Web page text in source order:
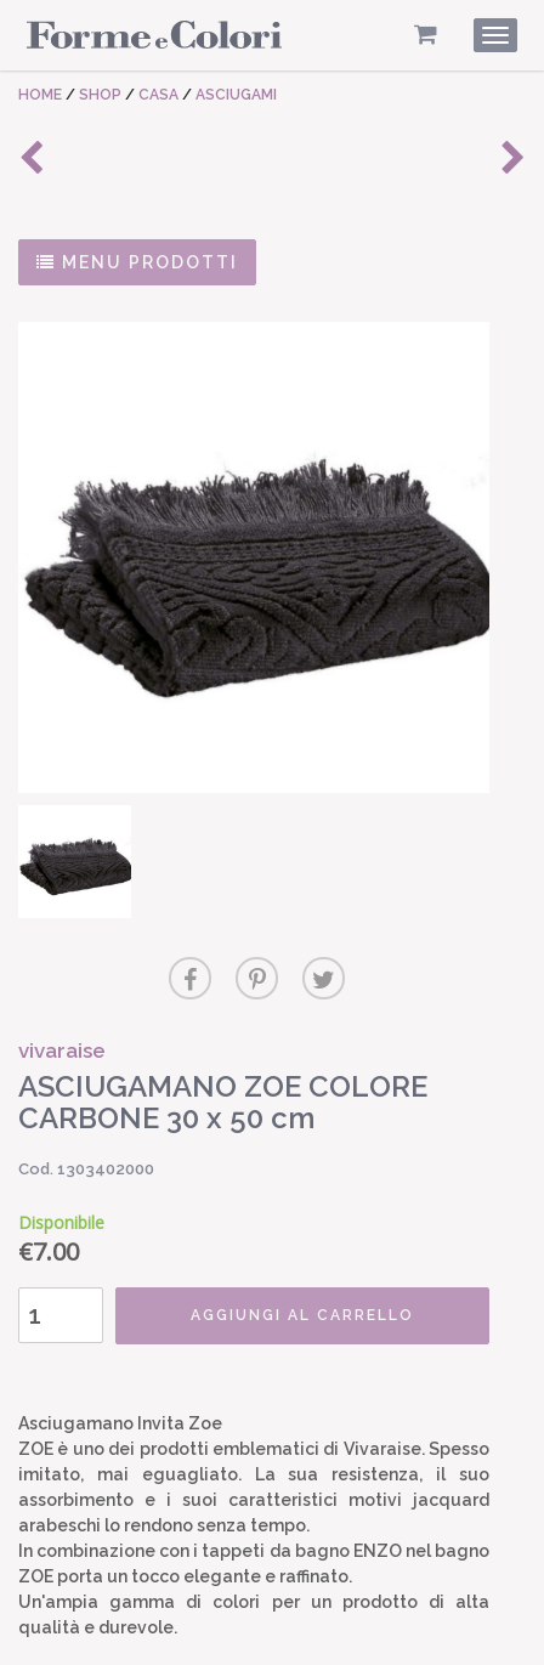
HOME / SHOP / CASA / ASCIUGAMI
MENU PRODOTTI
vivaraise
ASCIUGAMANO ZOE COLORE
CARBONE 30 x 50 cm
Cod. 1303402000
Disponibile
€7.00
AGGIUNGI AL CARRELLO
Asciugamano Invita Zoe
ZOE è uno dei prodotti emblematici di Vivaraise. Spesso
imitato, mai eguagliato. La sua resistenza, il suo
assorbimento e i suoi caratteristici motivi jacquard
arabeschi lo rendono senza tempo.
In combinazione con i tappeti da bagno ENZO nel bagno
ZOE porta un tocco elegante e raffinato.
Un'ampia gamma di colori per un prodotto di alta
qualità e durevole.